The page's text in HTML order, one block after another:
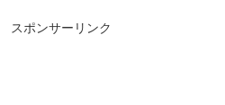
スポンサーリンク